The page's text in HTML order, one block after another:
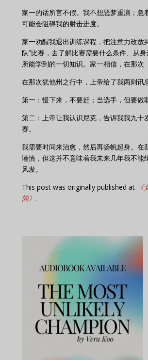
家一的话所言不假。我不想恶梦重演；急
可能会阻碍我的射击进度。
家一劝醒我退出训练课程，把注意力改放
队”比赛，去了解比赛需要什么条件、从
所能学到的一切知识。家一相信，在那次
在那次犹他州之行中，上帝给了我两则讯
第一：慢下来，不要赶；当选手，但要做
第二：上帝让我认识尼克，告诉我我九十
赛。
我需要时间来治愈，然后再扬帆起身。在
谨慎，但这并不意味着我未来几年我不能
风发。
This post was originally published at
闻》 .